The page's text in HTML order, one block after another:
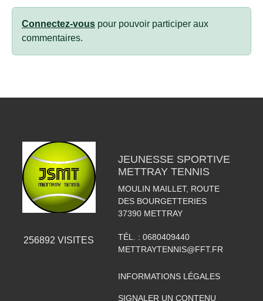
Connectez-vous pour pouvoir participer aux
commentaires.
256892 VISITES
JEUNESSE SPORTIVE
METTRAY TENNIS
MOULIN MAILLET, ROUTE
DES BOURGETTERIES
37390 METTRAY
TÉL. : 0680409440
METTRAYTENNIS@FFT.FR
INFORMATIONS LÉGALES
SIGNALER UN CONTENU